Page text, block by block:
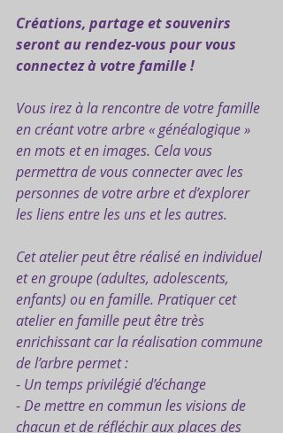
Créations, partage et souvenirs
seront au rendez-vous pour vous
connectez à votre famille !
Vous irez à la rencontre de votre famille
en créant votre arbre « généalogique »
en mots et en images. Cela vous
permettra de vous connecter avec les
personnes de votre arbre et d’explorer
les liens entre les uns et les autres.
Cet atelier peut être réalisé en individuel
et en groupe (adultes, adolescents,
enfants) ou en famille. Pratiquer cet
atelier en famille peut être très
enrichissant car la réalisation commune
de l’arbre permet :
- Un temps privilégié d’échange
- De mettre en commun les visions de
chacun et de réfléchir aux places des